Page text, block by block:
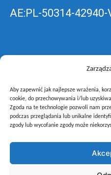
Aby zapewnić jak najlepsze wrażenia,
cookie, do przechowywania i/lub
Zgoda na te technologie pozwoli nam
podczas przeglądania lub unikalne
zgody lub wycofanie zgody może
AE:PL-50314-42940-
Skrzynka EPUAP:
wyślij pismo ogólne
gov.pl
Copyright © Zespół Szkół i